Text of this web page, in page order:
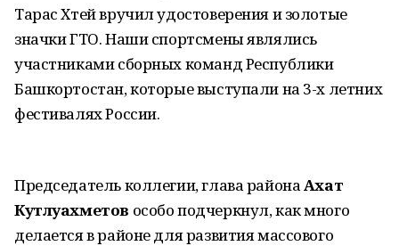
Тарас Хтей вручил удостоверения и золотые
значки ГТО. Наши спортсмены являлись
участниками сборных команд Республики
Башкортостан, которые выступали на 3-х летних
фестивалях России.
Председатель коллегии, глава районаАхат
Кутлуахметов особо подчеркнул, как много
делается в районе для развития массового